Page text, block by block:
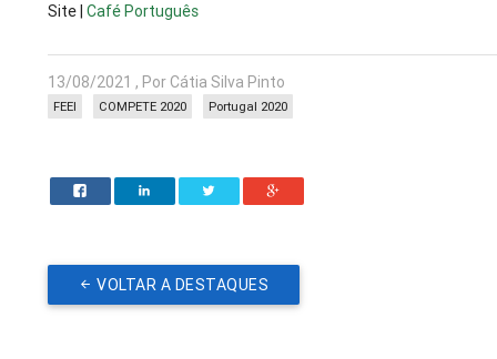
Site |Café Português
13/08/2021 , Por Cátia Silva Pinto
Portugal 2020
COMPETE 2020
FEEI
VOLTAR A DESTAQUES